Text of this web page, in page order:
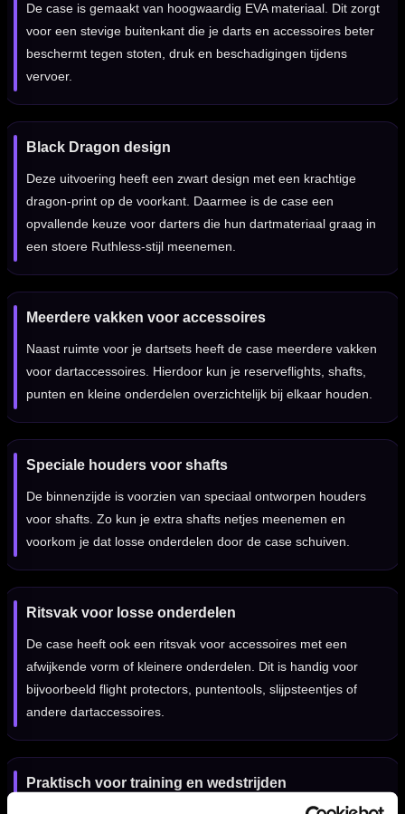
De case is gemaakt van hoogwaardig EVA materiaal. Dit zorgt
voor een stevige buitenkant die je darts en accessoires beter
beschermt tegen stoten, druk en beschadigingen tijdens
vervoer.
Black Dragon design
Deze uitvoering heeft een zwart design met een krachtige
dragon-print op de voorkant. Daarmee is de case een
opvallende keuze voor darters die hun dartmateriaal graag in
een stoere Ruthless-stijl meenemen.
Meerdere vakken voor accessoires
Naast ruimte voor je dartsets heeft de case meerdere vakken
voor dartaccessoires. Hierdoor kun je reserveflights, shafts,
punten en kleine onderdelen overzichtelijk bij elkaar houden.
Speciale houders voor shafts
De binnenzijde is voorzien van speciaal ontworpen houders
voor shafts. Zo kun je extra shafts netjes meenemen en
voorkom je dat losse onderdelen door de case schuiven.
Ritsvak voor losse onderdelen
De case heeft ook een ritsvak voor accessoires met een
afwijkende vorm of kleinere onderdelen. Dit is handig voor
bijvoorbeeld flight protectors, puntentools, slijpsteentjes of
andere dartaccessoires.
Praktisch voor training en wedstrijden